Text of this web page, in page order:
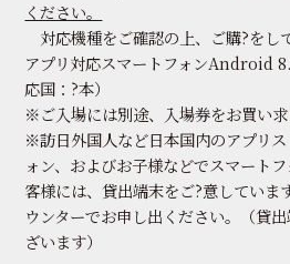
ください。
対応機種をご確認の上、ご購?を
アプリ対応スマートフォンAndroid
応国：?本）
※ご入場には別途、入場券をお買い求
※訪日外国人など日本国内のアプリ
ォン、およびお子様などでスマート
客様には、貸出端末をご?意していま
ウンターでお申し出ください。（貸
ざいます）